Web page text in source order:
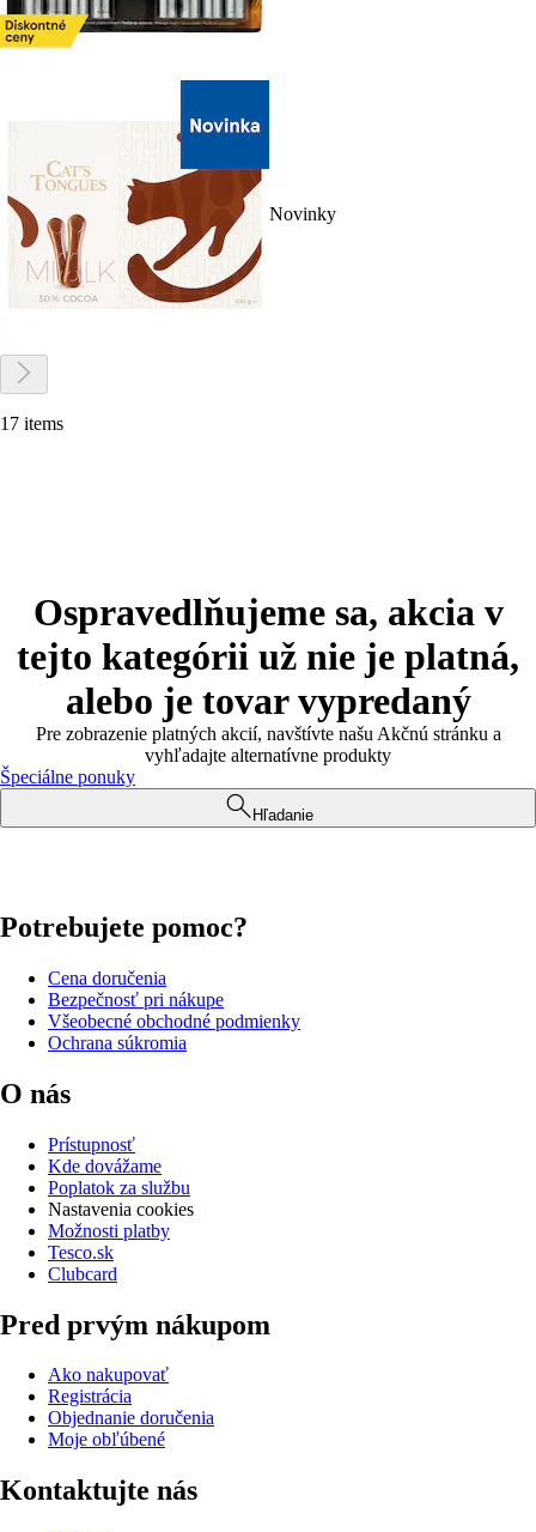
Novinky
17 items
Ospravedlňujeme sa, akcia v
tejto kategórii už nie je platná,
alebo je tovar vypredaný
Pre zobrazenie platných akcií, navštívte našu Akčnú stránku a
vyhľadajte alternatívne produkty
Špeciálne ponuky
Hľadanie
Potrebujete pomoc?
Cena doručenia
Bezpečnosť pri nákupe
Všeobecné obchodné podmienky
Ochrana súkromia
O nás
Prístupnosť
Kde dovážame
Poplatok za službu
Nastavenia cookies
Možnosti platby
Tesco.sk
Clubcard
Pred prvým nákupom
Ako nakupovať
Registrácia
Objednanie doručenia
Moje obľúbené
Kontaktujte nás